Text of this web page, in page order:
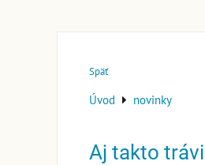
Späť
Úvod
novinky
Aj takto